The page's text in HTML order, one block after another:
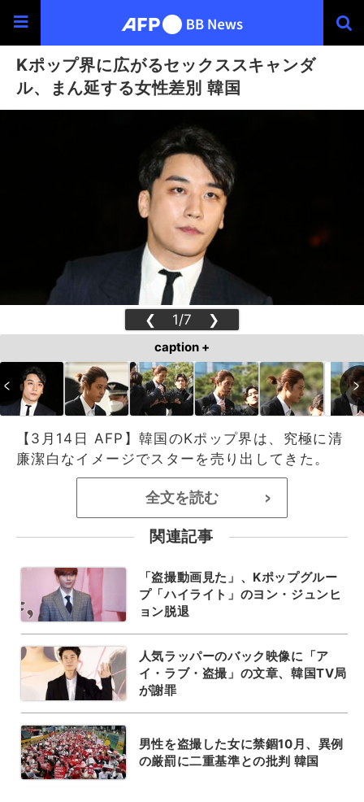
Kポップ界に広がるセックススキャンダ
ル、まん延する女性差別 韓国
❮ 1/7 ❯
caption +
【3月14日 AFP】韓国のKポップ界は、究極に清
廉潔白なイメージでスターを売り出してきた。
全文を読む >
関連記事
「盗撮動画見た」、Kポップグルー
プ「ハイライト」のヨン・ジュンヒ
ョン脱退
人気ラッパーのバック映像に「ア
イ・ラブ・盗撮」の文章、韓国TV局
が謝罪
男性を盗撮した女に禁錮10月、異例
の厳罰に二重基準との批判 韓国